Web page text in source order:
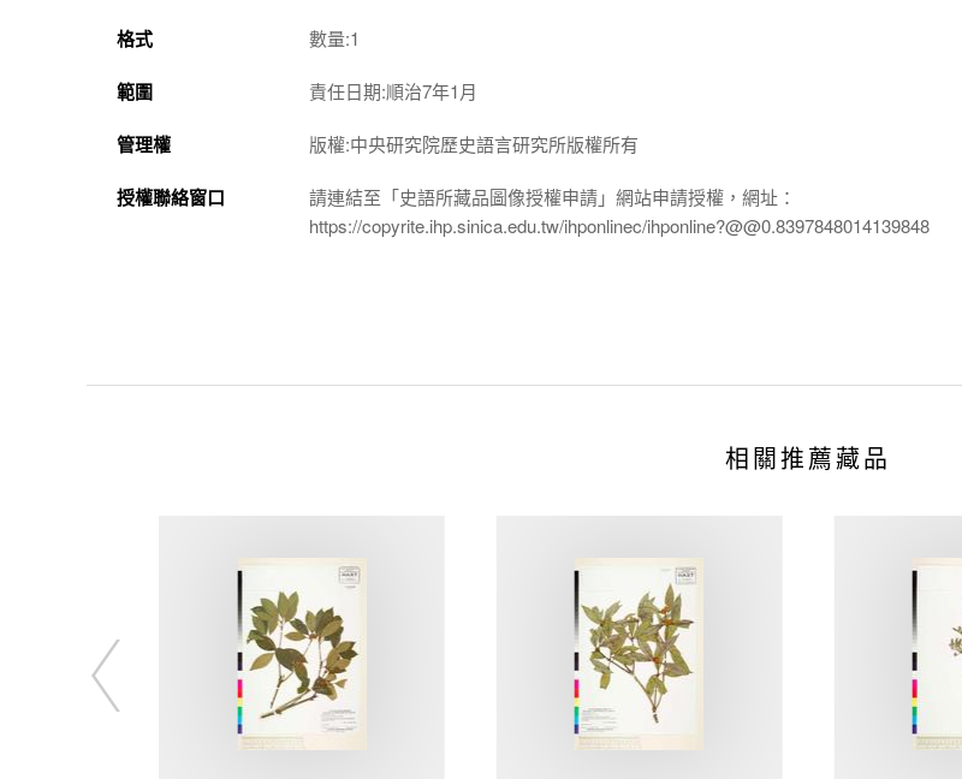
格式 數量:1
範圍 責任日期:順治7年1月
管理權 版權:中央研究院歷史語言研究所版權所有
授權聯絡窗口
請連結至「史語所藏品圖像授權申請」網站申請授權，網址：
https://copyrite.ihp.sinica.edu.tw/ihponlinec/ihponline?@@0.8397848014139848
相關推薦藏品